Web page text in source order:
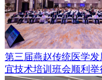
第三届燕赵传统医学
宜技术培训班会顺利举